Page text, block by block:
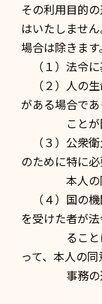
その利用目的
はいたしませ
場合は除きます。
（１）法令
（２）人の
がある場合で
ことが困
（３）公衆
のために特に必
本人の同意
（４）国の
を受けた者が
ることに対
って、本人の
事務の遂行